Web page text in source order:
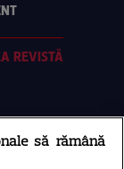
REVISTĂ
să rămână